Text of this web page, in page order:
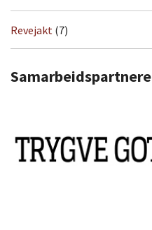
Revejakt (7)
Samarbeidspartnere